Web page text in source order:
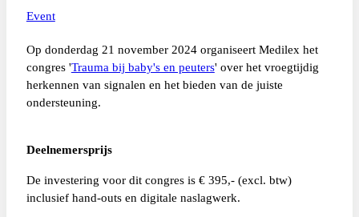
Event
Op donderdag 21 november 2024 organiseert Medilex het
congres 'Trauma bij baby's en peuters' over het vroegtijdig
herkennen van signalen en het bieden van de juiste
ondersteuning.
Deelnemersprijs
De investering voor dit congres is € 395,- (excl. btw)
inclusief hand-outs en digitale naslagwerk.